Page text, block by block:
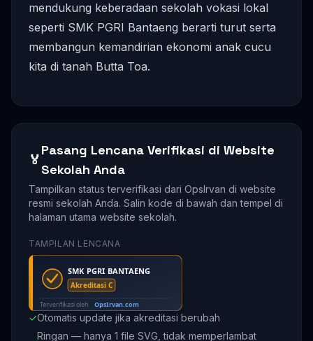
mendukung keberadaan sekolah vokasi lokal
seperti SMK PGRI Bantaeng berarti turut serta
membangun kemandirian ekonomi anak cucu
kita di tanah Butta Toa.
🏅
Pasang Lencana Verifikasi di Website
Sekolah Anda
Tampilkan status terverifikasi dari OpsIrvan di website
resmi sekolah Anda. Salin kode di bawah dan tempel di
halaman utama website sekolah.
TAMPILAN LENCANA
✓Otomatis update jika akreditasi berubah
Ringan — hanya 1 file SVG, tidak memperlambat